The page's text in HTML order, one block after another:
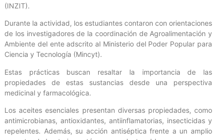
(INZIT).
Durante la actividad, los estudiantes contaron con orientaciones
de los investigadores de la coordinación de Agroalimentación y
Ambiente del ente adscrito al Ministerio del Poder Popular para
Ciencia y Tecnología (Mincyt).
Estas prácticas buscan resaltar la importancia de las
propiedades de estas sustancias desde una perspectiva
medicinal y farmacológica.
Los aceites esenciales presentan diversas propiedades, como
antimicrobianas, antioxidantes, antiinflamatorias, insecticidas y
repelentes. Además, su acción antiséptica frente a un amplio